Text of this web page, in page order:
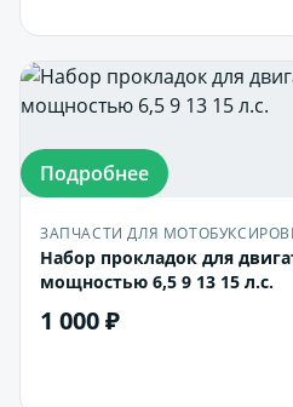
Подробнее
ЗАПЧАСТИ ДЛЯ
Набор прокладок для
мощностью 6,5 9 13 15 л.с.
1 000 ₽